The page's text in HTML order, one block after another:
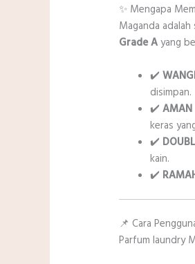
✨ Mengapa
Maganda
Grade Ayang
✔️
disimpan.
✔️AMAN
keras
✔️
kain.
✔️
📌 Cara
Parfum laundry